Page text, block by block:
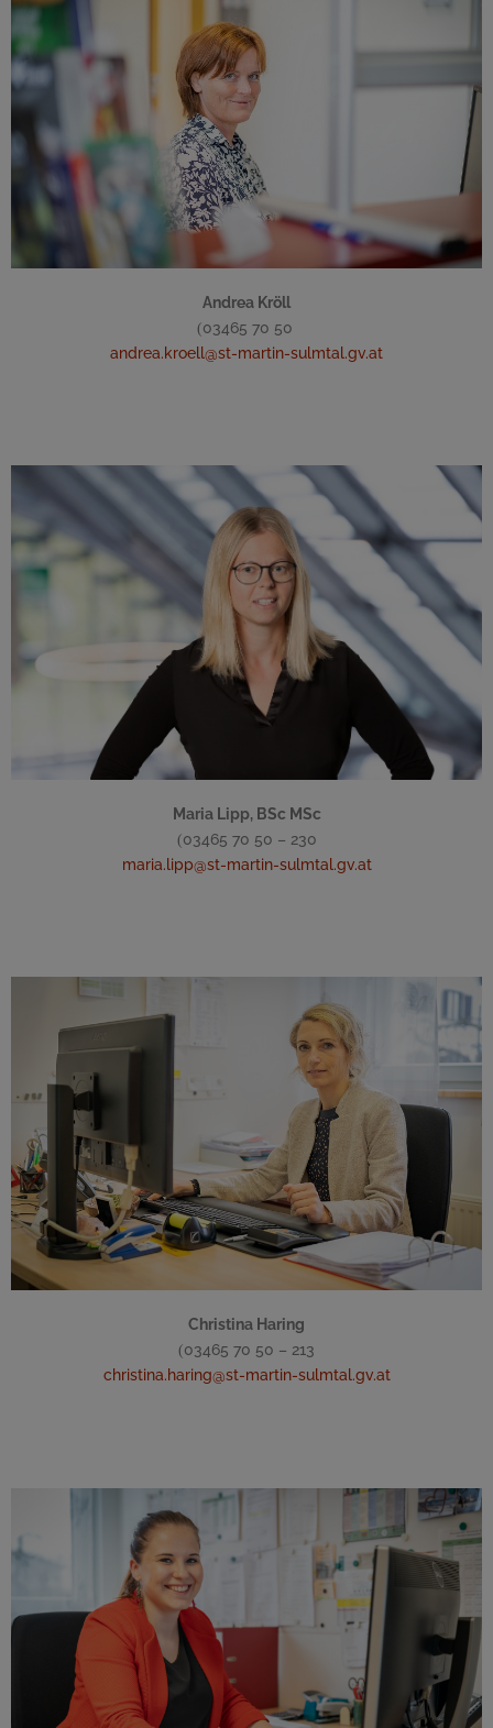
Allgemeine Verwaltung
Bürgerservice
Andrea Kröll
(03465 70 50
andrea.kroell@st-martin-sulmtal.gv.at
Allgemeine Verwaltung und Standesamt
Bürgerservice, Standesamttätigkeiten, GR Sitzungen
Maria Lipp, BSc MSc
(03465 70 50 – 230
maria.lipp@st-martin-sulmtal.gv.at
Allgemeine Verwaltung und Standesamt
Bürgerservice und Standesamttätigkeiten
Christina Haring
(03465 70 50 – 213
christina.haring@st-martin-sulmtal.gv.at
Öffentlichkeitsarbeit
Gemeindezeitung, Homepage, Gem2Go App,
Kommunikation, Bürgerservice